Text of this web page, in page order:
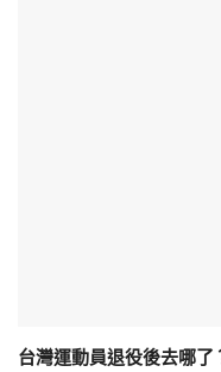
台灣運動員退役後去哪